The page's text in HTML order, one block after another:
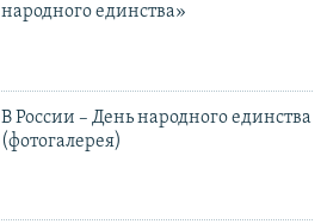
народного единства»
В России – День народного единства
(фотогалерея)